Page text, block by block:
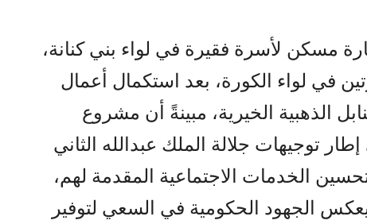
مسكن لأسرة فقيرة في لواء بني كنانة،
في لواء الكورة، بعد استكمال أعمال
الذهبية الخيرية، مبينةً أن مشروع
توجيهات جلالة الملك عبدالله الثاني
الخدمات الاجتماعية المقدمة لهم،
يعكس الجهود الحكومية في السعي لتوفير